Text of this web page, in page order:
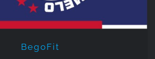
BegoFit